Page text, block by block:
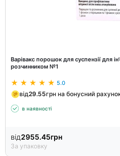
Варівакс порошок для суспензії для
розчинником №1
5.0
від29.55грн на бонусний
в наявності
від2955.45грн
За упаковку